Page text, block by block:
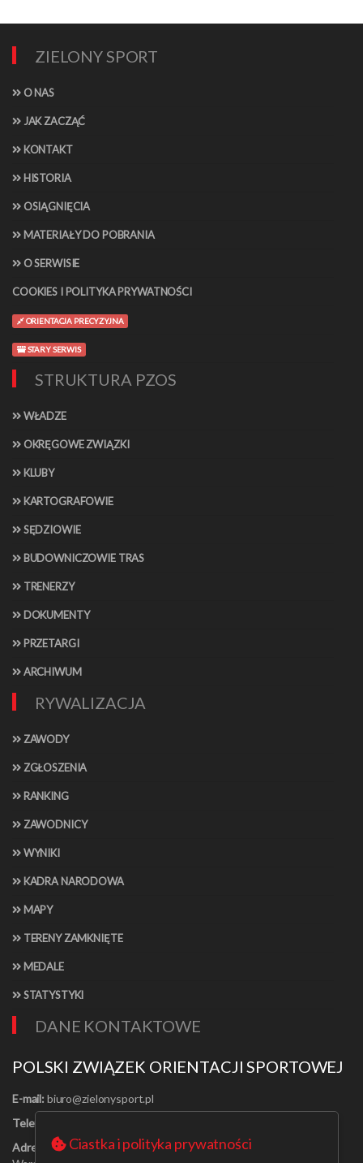
ZIELONY SPORT
O NAS
JAK ZACZĄĆ
KONTAKT
HISTORIA
OSIĄGNIĘCIA
MATERIAŁY DO POBRANIA
O SERWISIE
COOKIES I POLITYKA PRYWATNOŚCI
ORIENTACJA PRECYZYJNA
STARY SERWIS
STRUKTURA PZOS
WŁADZE
OKRĘGOWE ZWIĄZKI
KLUBY
KARTOGRAFOWIE
SĘDZIOWIE
BUDOWNICZOWIE TRAS
TRENERZY
DOKUMENTY
PRZETARGI
ARCHIWUM
RYWALIZACJA
ZAWODY
ZGŁOSZENIA
RANKING
ZAWODNICY
WYNIKI
KADRA NARODOWA
MAPY
TERENY ZAMKNIĘTE
MEDALE
STATYSTYKI
DANE KONTAKTOWE
POLSKI ZWIĄZEK ORIENTACJI SPORTOWEJ
E-mail:
Telefon:
Adres:
Al. Jerozolimskie 30/21
Ciastka i polityka prywatności